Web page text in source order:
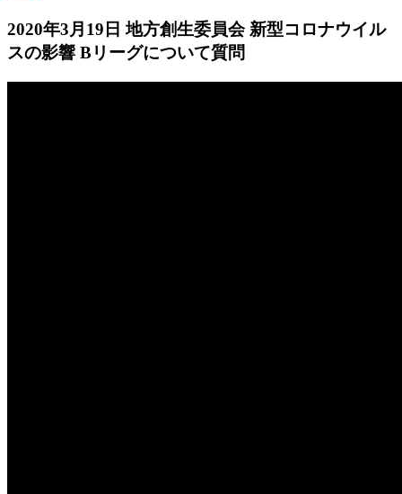
2020年3月19日 地方創生委員会 新型コロナウイル
スの影響 Bリーグについて質問